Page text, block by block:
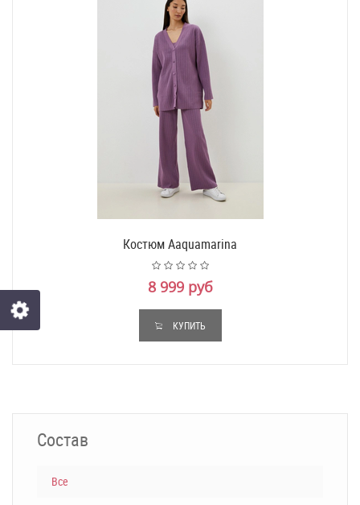
Костюм Aaquamarina
8 999 руб
КУПИТЬ
Состав
Все